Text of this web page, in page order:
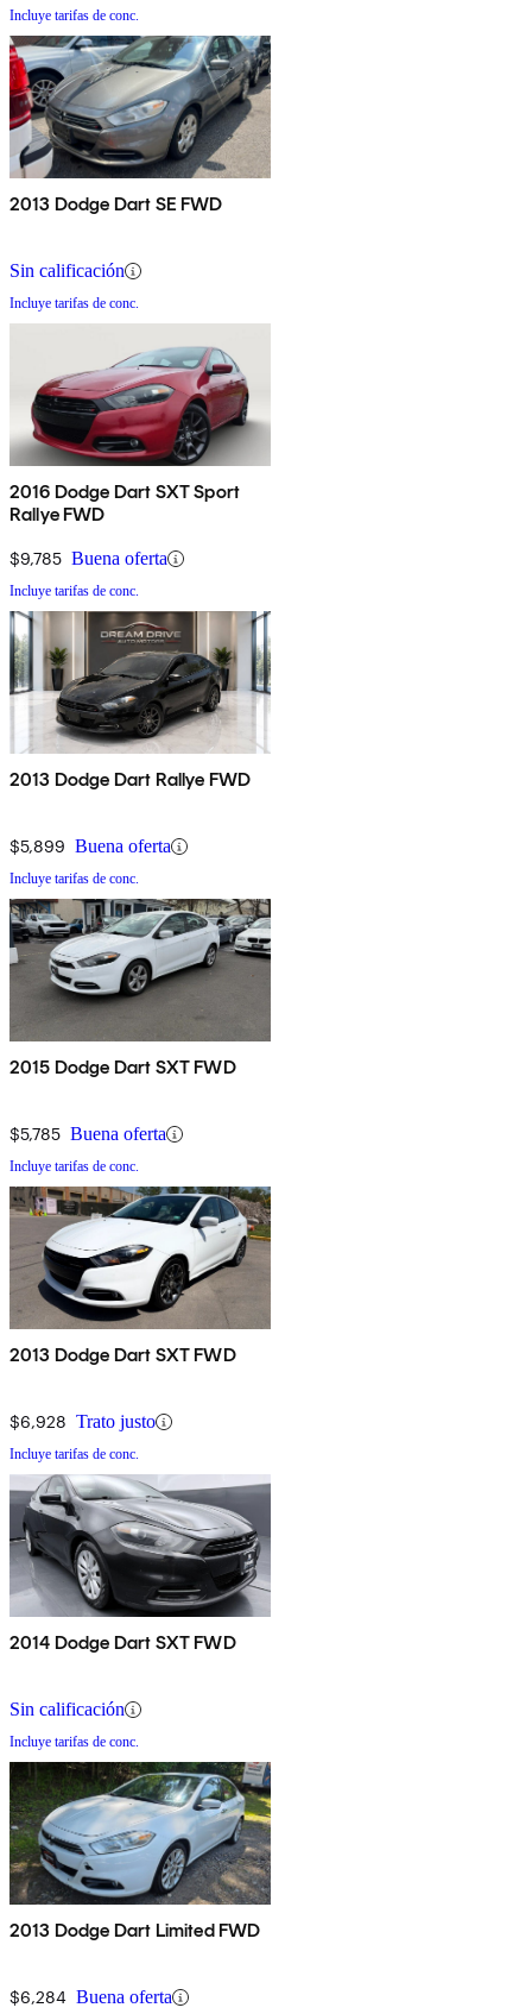
Incluye tarifas de conc.
2013 Dodge Dart SE FWD
Sin calificación
Incluye tarifas de conc.
2016 Dodge Dart SXT Sport
Rallye FWD
$9,785 Buena oferta
Incluye tarifas de conc.
2013 Dodge Dart Rallye FWD
$5,899 Buena oferta
Incluye tarifas de conc.
2015 Dodge Dart SXT FWD
$5,785 Buena oferta
Incluye tarifas de conc.
2013 Dodge Dart SXT FWD
$6,928 Trato justo
Incluye tarifas de conc.
2014 Dodge Dart SXT FWD
Sin calificación
Incluye tarifas de conc.
2013 Dodge Dart Limited FWD
$6,284 Buena oferta